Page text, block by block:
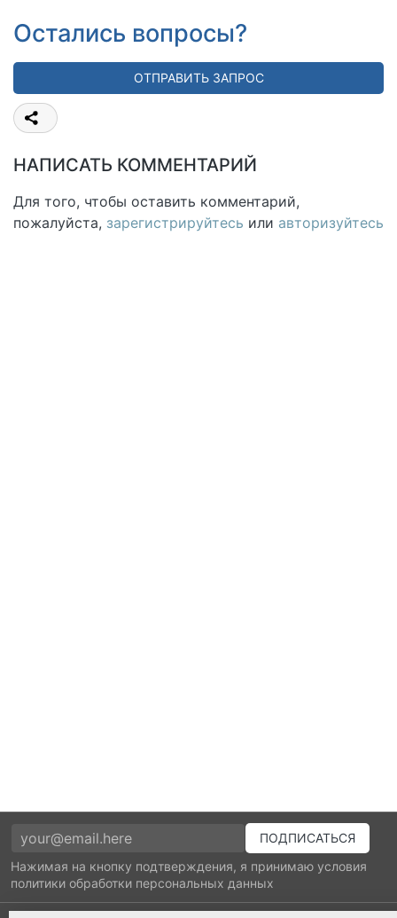
Остались вопросы?
ОТПРАВИТЬ ЗАПРОС
НАПИСАТЬ КОММЕНТАРИЙ
Для того, чтобы оставить комментарий,
пожалуйста, зарегистрируйтесь или авторизуйтесь
Нажимая на кнопку подтверждения, я принимаю условия
политики обработки персональных данных